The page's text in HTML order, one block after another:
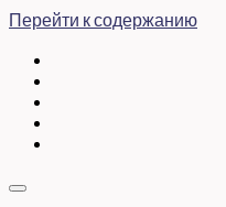
Перейти к содержанию